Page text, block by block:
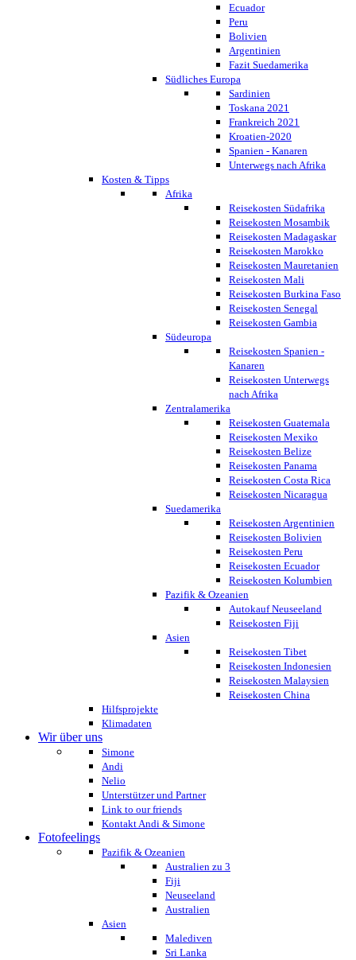
Ecuador
Peru
Bolivien
Argentinien
Fazit Suedamerika
Südliches Europa
Sardinien
Toskana 2021
Frankreich 2021
Kroatien-2020
Spanien - Kanaren
Unterwegs nach Afrika
Kosten & Tipps
Afrika
Reisekosten Südafrika
Reisekosten Mosambik
Reisekosten Madagaskar
Reisekosten Marokko
Reisekosten Mauretanien
Reisekosten Mali
Reisekosten Burkina Faso
Reisekosten Senegal
Reisekosten Gambia
Südeuropa
Reisekosten Spanien -
Kanaren
Reisekosten Unterwegs
nach Afrika
Zentralamerika
Reisekosten Guatemala
Reisekosten Mexiko
Reisekosten Belize
Reisekosten Panama
Reisekosten Costa Rica
Reisekosten Nicaragua
Suedamerika
Reisekosten Argentinien
Reisekosten Bolivien
Reisekosten Peru
Reisekosten Ecuador
Reisekosten Kolumbien
Pazifik & Ozeanien
Autokauf Neuseeland
Reisekosten Fiji
Asien
Reisekosten Tibet
Reisekosten Indonesien
Reisekosten Malaysien
Reisekosten China
Hilfsprojekte
Klimadaten
Wir über uns
Simone
Andi
Nelio
Unterstützer und Partner
Link to our friends
Kontakt Andi & Simone
Fotofeelings
Pazifik & Ozeanien
Australien zu 3
Fiji
Neuseeland
Australien
Asien
Malediven
Sri Lanka